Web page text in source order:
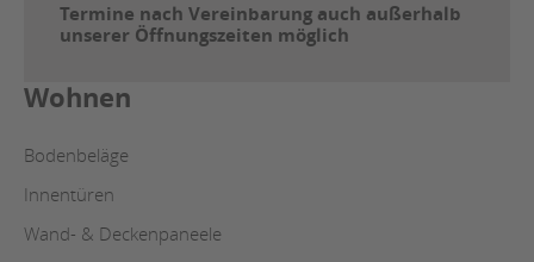
Termine nach Vereinbarung auch außerhalb
unserer Öffnungszeiten möglich
Wohnen
Bodenbeläge
Innentüren
Wand- & Deckenpaneele